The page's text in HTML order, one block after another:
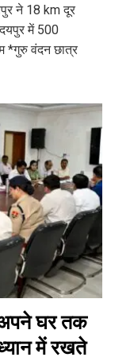
ने 18 km दूर
में 500
*गुरु वंदन छात्र
घर तक
में रखते